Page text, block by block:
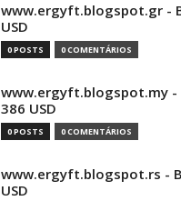
www.ergyft.blogspot.gr -
USD
0 POSTS 0 COMENTÁRIOS
www.ergyft.blogspot.my -
386 USD
0 POSTS 0 COMENTÁRIOS
www.ergyft.blogspot.rs -
USD